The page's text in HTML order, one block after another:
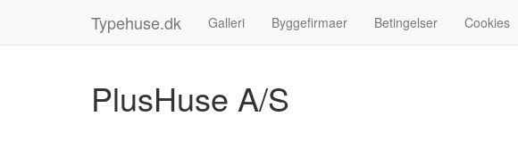
Typehuse.dk Galleri Byggefirmaer Betingelser Cookies
PlusHuse A/S